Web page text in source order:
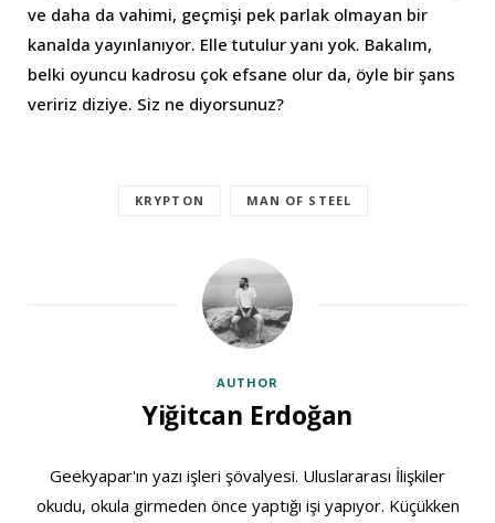
ve daha da vahimi, geçmişi pek parlak olmayan bir
kanalda yayınlanıyor. Elle tutulur yanı yok. Bakalım,
belki oyuncu kadrosu çok efsane olur da, öyle bir şans
veririz diziye. Siz ne diyorsunuz?
KRYPTON MAN OF STEEL
AUTHOR
Yiğitcan Erdoğan
Geekyapar'ın yazı işleri şövalyesi. Uluslararası İlişkiler
okudu, okula girmeden önce yaptığı işi yapıyor. Küçükken